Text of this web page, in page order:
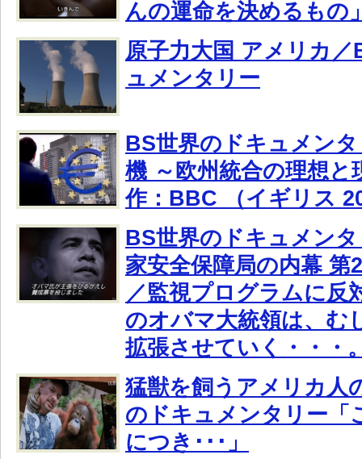
んの運命を決めるもの
原子力大国 アメリカ
ュメンタリー
BS世界のドキュメン
機 ～欧州統合の理想と
作：BBC （イギリス
BS世界のドキュメン
家安全保障局の内幕 第
／監視プログラムに反
のオバマ大統領は、む
拡張させていく・・・
猛獣を飼うアメリカ人
のドキュメンタリー「
につき･･･」